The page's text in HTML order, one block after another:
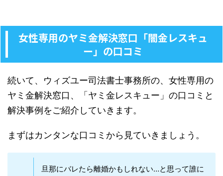
女性専用のヤミ金解決窓口「闇金レスキュ
ー」の口コミ
続いて、ウィズユー司法書士事務所の、女性専用の
ヤミ金解決窓口、「ヤミ金レスキュー」の口コミと
解決事例をご紹介していきます。
まずはカンタンな口コミから見ていきましょう。
旦那にバレたら離婚かもしれない…と思って誰に